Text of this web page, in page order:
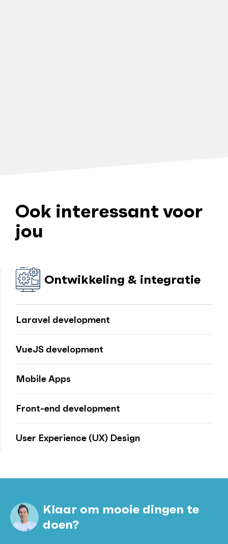
Ook interessant voor
jou
Ontwikkeling & integratie
Laravel development
VueJS development
Mobile Apps
Front-end development
User Experience (UX) Design
Klaar om mooie dingen te
doen?